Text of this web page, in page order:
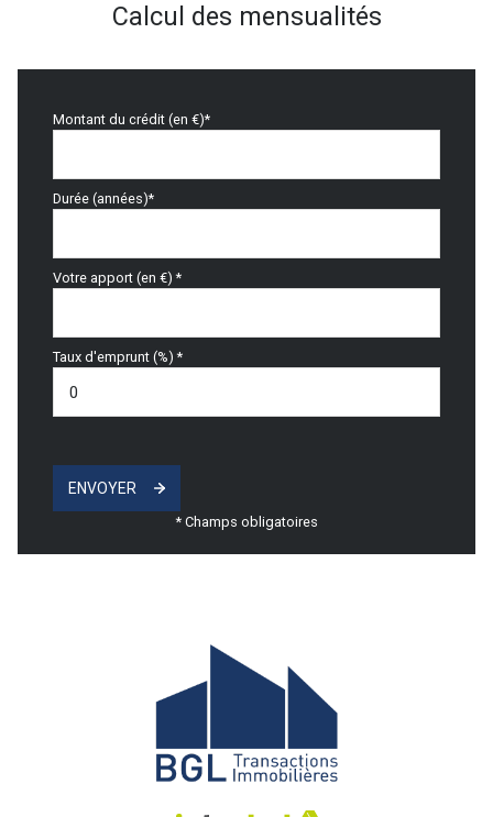
Calcul des mensualités
Montant du crédit (en €)*
Durée (années)*
Votre apport (en €) *
Taux d'emprunt (%) *
ENVOYER
* Champs obligatoires